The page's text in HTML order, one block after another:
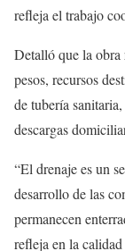
refleja el trabajo
Detalló que la
pesos, recursos
de tubería
descargas
“El drenaje es un
desarrollo de las
permanecen
refleja en la